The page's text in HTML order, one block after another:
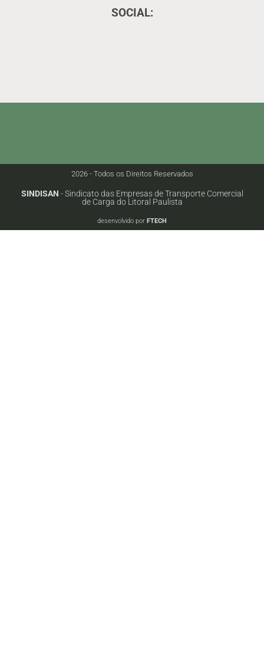
SOCIAL:
2026 - Todos os Direitos Reservados
SINDISAN - Sindicato das Empresas de Transporte Comercial
de Carga do Litoral Paulista
desenvolvido por FTECH